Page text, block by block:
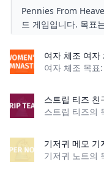
Pennies From
드 게임입니다. 목표